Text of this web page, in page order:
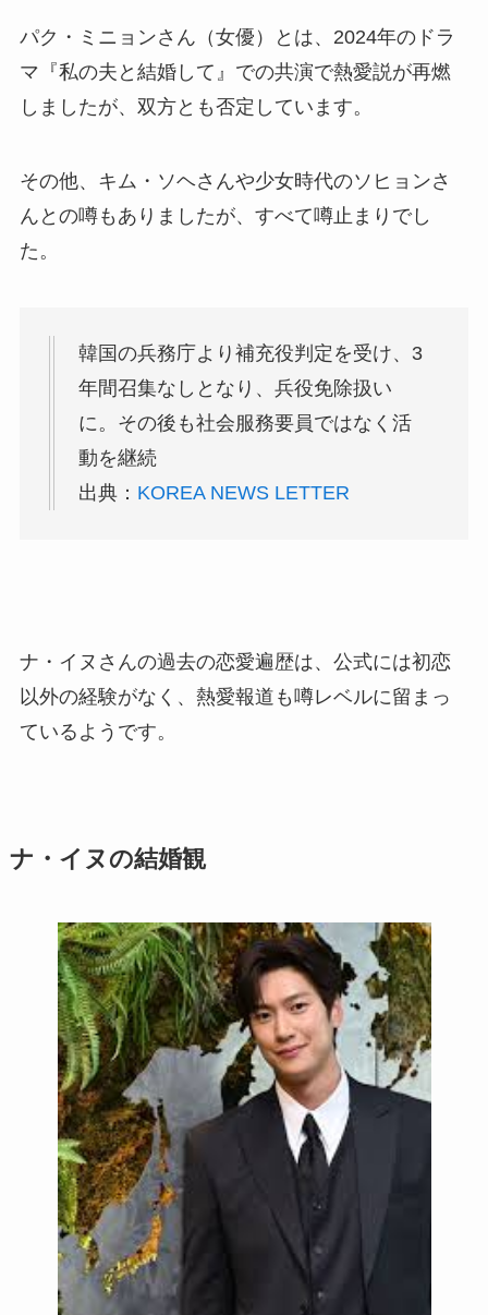
パク・ミニョンさん（女優）とは、2024年のドラ
マ『私の夫と結婚して』での共演で熱愛説が再燃
しましたが、双方とも否定しています。
その他、キム・ソヘさんや少女時代のソヒョンさ
んとの噂もありましたが、すべて噂止まりでし
た。
韓国の兵務庁より補充役判定を受け、3
年間召集なしとなり、兵役免除扱い
に。その後も社会服務要員ではなく活
動を継続
出典： KOREA NEWS LETTER
ナ・イヌさんの過去の恋愛遍歴は、公式には初恋
以外の経験がなく、熱愛報道も噂レベルに留まっ
ているようです。
ナ・イヌの結婚観